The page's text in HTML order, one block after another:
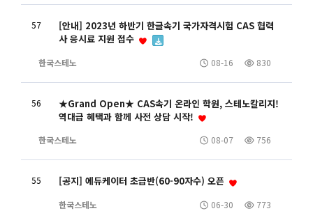
57
[안내] 2023년 하반기 한글속기 국가자격시험 CAS 협력
사 응시료 지원 접수
한국스테노 830
08-16
56
★Grand Open★ CAS속기 온라인 학원, 스테노칼리지!
역대급 혜택과 함께 사전 상담 시작!
한국스테노 756
08-07
55 [공지] 에듀케이터 초급반(60-90자수) 오픈
한국스테노 773
06-30